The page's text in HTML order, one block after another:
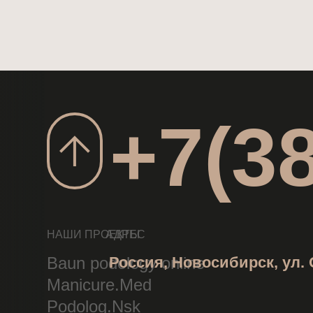
Baun podology online
Manicure.Med
Podolog.Nsk
НАШИ ПРОЕКТЫ
Россия, Новосибирск, ул.
АДРЕС